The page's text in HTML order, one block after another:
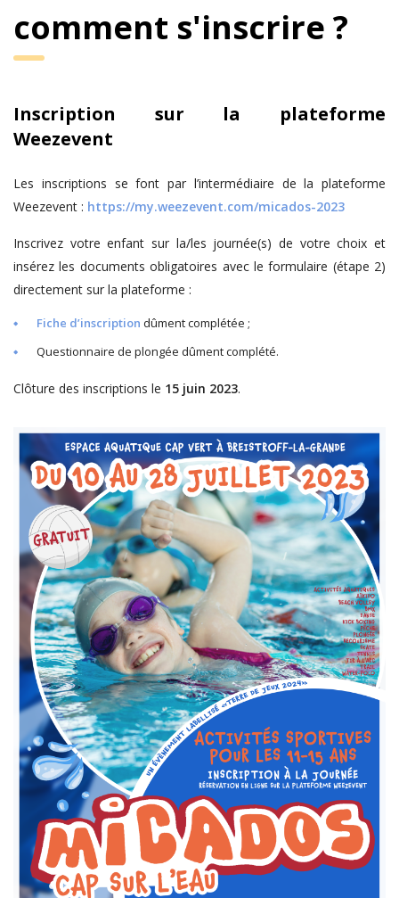
comment s'inscrire ?
Inscription sur la plateforme
Weezevent
Les inscriptions se font par l’intermédiaire de la plateforme
Weezevent : https://my.weezevent.com/micados-2023
Inscrivez votre enfant sur la/les journée(s) de votre choix et
insérez les documents obligatoires avec le formulaire (étape 2)
directement sur la plateforme :
Fiche d’inscription dûment complétée ;
Questionnaire de plongée dûment complété.
Clôture des inscriptions le 15 juin 2023.